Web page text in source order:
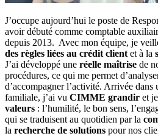
J’occupe aujourd’hui le poste de
avoir débuté comme comptable
depuis 2013. Avec mon équipe, je
des règles liées au crédit client et à la
J’ai développé une réelle maîtrise de
procédures, ce qui me permet
d’accompagner l’activité. Arrivée
familiale, j’ai vu CIMME grandir et
valeurs : l’humilité, le bon sens,
qui se traduisent au quotidien par la
la recherche de solutions pour nos